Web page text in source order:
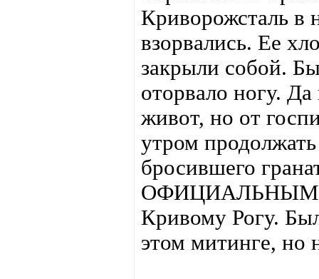
Криворожсталь в
взорвались. Ее
закрыли собой.
оторвало ногу.
живот, но от
утром
бросившего
ОФИЦИАЛЬНЫМ
Кривому Рогу.
этом митинге, но